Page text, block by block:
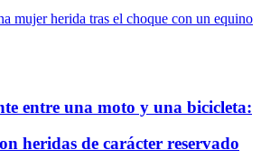
entre una moto y una bicicleta:
heridas de carácter reservado